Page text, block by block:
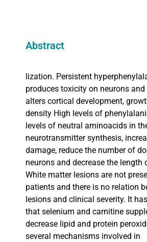
Abstract
lization. Persistent
produces toxicity on neurons
alters cortical development,
density High levels of
levels of neutral aminoacids in
neurotransmitter synthesis,
damage, reduce the number of
neurons and decrease the length
White matter lesions are not
patients and there is no relation
lesions and clinical severity. It
that selenium and carnitine
decrease lipid and protein
several mechanisms involved in